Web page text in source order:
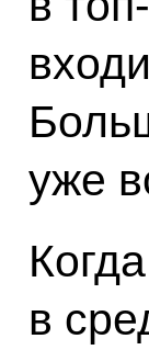
уже
в